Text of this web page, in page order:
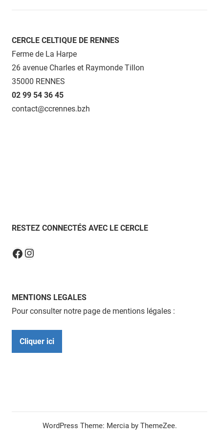
CERCLE CELTIQUE DE RENNES
Ferme de La Harpe
26 avenue Charles et Raymonde Tillon
35000 RENNES
02 99 54 36 45
contact@ccrennes.bzh
RESTEZ CONNECTÉS AVEC LE CERCLE
Facebook
Instagram
MENTIONS LEGALES
Pour consulter notre page de mentions légales :
Cliquer ici
WordPress Theme: Mercia by ThemeZee.